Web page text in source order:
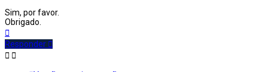
Sim, por favor.
Obrigado.
Responder